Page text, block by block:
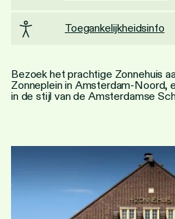
Toegankelijkheidsinfo
Bezoek het prachtige Zonnehuis
Zonneplein in Amsterdam-Noord,
in de stijl van de Amsterdamse
Locaties
Personen
Toegankelijkheid